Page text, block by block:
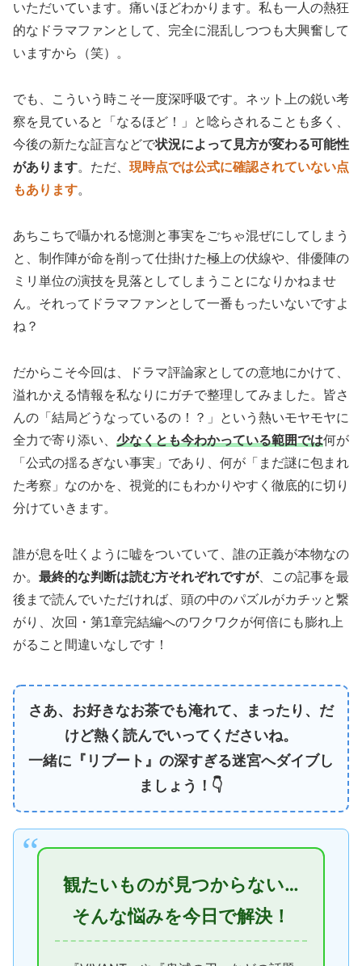
いただいています。痛いほどわかります。私も一人の熱狂
的なドラマファンとして、完全に混乱しつつも大興奮して
いますから（笑）。
でも、こういう時こそ一度深呼吸です。ネット上の鋭い考
察を見ていると「なるほど！」と唸らされることも多く、
今後の新たな証言などで状況によって見方が変わる可能性
があります。ただ、 現時点では公式に確認されていない点
もあります。
あちこちで囁かれる憶測と事実をごちゃ混ぜにしてしまう
と、制作陣が命を削って仕掛けた極上の伏線や、俳優陣の
ミリ単位の演技を見落としてしまうことになりかねませ
ん。それってドラマファンとして一番もったいないですよ
ね？
だからこそ今回は、ドラマ評論家としての意地にかけて、
溢れかえる情報を私なりにガチで整理してみました。皆さ
んの「結局どうなっているの！？」という熱いモヤモヤに
全力で寄り添い、 少なくとも今わかっている範囲では何が
「公式の揺るぎない事実」であり、何が「まだ謎に包まれ
た考察」なのかを、視覚的にもわかりやすく徹底的に切り
分けていきます。
誰が息を吐くように嘘をついていて、誰の正義が本物なの
か。 最終的な判断は読む方それぞれですが、この記事を最
後まで読んでいただければ、頭の中のパズルがカチッと繋
がり、次回・第1章完結編へのワクワクが何倍にも膨れ上
がること間違いなしです！
さあ、お好きなお茶でも淹れて、まったり、だ
けど熱く読んでいってくださいね。
一緒に『リブート』の深すぎる迷宮へダイブし
ましょう！👇
観たいものが見つからない…
そんな悩みを今日で解決！